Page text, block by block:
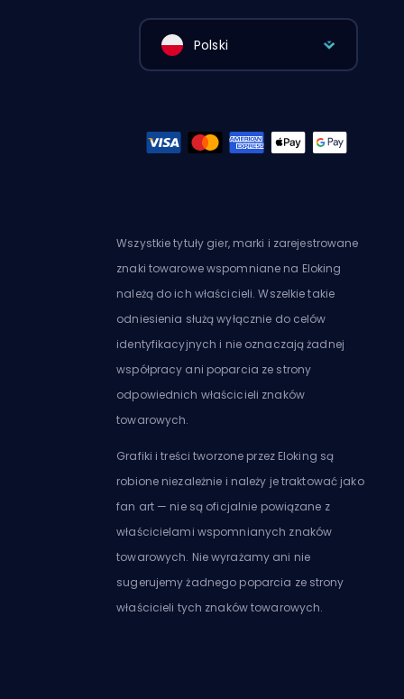
Polski
Wszystkie tytuły gier, marki i zarejestrowane
znaki towarowe wspomniane na Eloking
należą do ich właścicieli. Wszelkie takie
odniesienia służą wyłącznie do celów
identyfikacyjnych i nie oznaczają żadnej
współpracy ani poparcia ze strony
odpowiednich właścicieli znaków
towarowych.
Grafiki i treści tworzone przez Eloking są
robione niezależnie i należy je traktować jako
fan art — nie są oficjalnie powiązane z
właścicielami wspomnianych znaków
towarowych. Nie wyrażamy ani nie
sugerujemy żadnego poparcia ze strony
właścicieli tych znaków towarowych.